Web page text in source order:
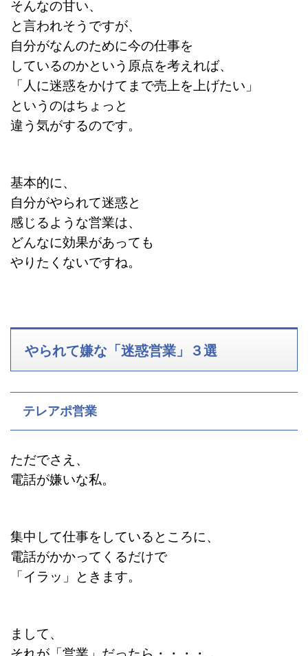
そんなの甘い、
と言われそうですが、
自分がなんのために今の仕事を
しているのかという原点を考えれば、
「人に迷惑をかけてまで売上を上げたい 」
というのはちょっと
違う気がするのです。
基本的に、
自分がやられて迷惑と
感じるような営業は、
どんなに効果があっても
やりたくないですね。
やられて嫌な「迷惑営業」３選
テレアポ営業
ただでさえ、
電話が嫌いな私。
集中して仕事をしているところに、
電話がかかってくるだけで
「イラッ」ときます。
まして、